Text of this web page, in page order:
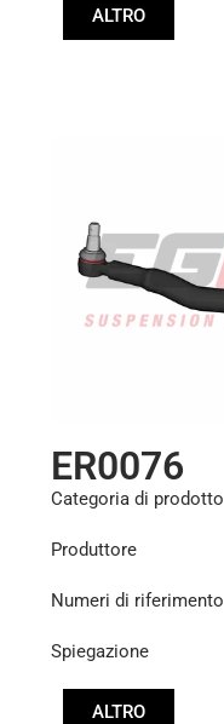
ALTRO
ER0076
Categoria di prodotto
Produttore
Numeri di riferimento
Spiegazione
ALTRO